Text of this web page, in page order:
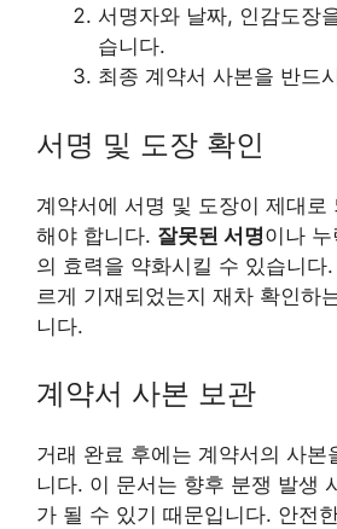
서명자와 날짜, 인감도장
습니다.
최종 계약서 사본을 반드
서명 및 도장 확인
계약서에 서명 및 도장이 제대로
해야 합니다. 잘못된 서명이나
의 효력을 약화시킬 수 있습니다
르게 기재되었는지 재차 확인하
니다.
계약서 사본 보관
거래 완료 후에는 계약서의 사본
니다. 이 문서는 향후 분쟁 발생
가 될 수 있기 때문입니다. 안전